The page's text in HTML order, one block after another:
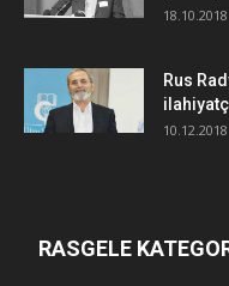
Rus
RASGELE